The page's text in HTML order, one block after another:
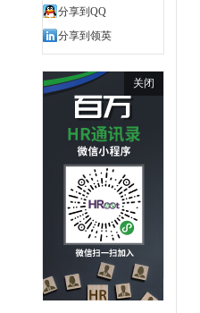
分享到QQ
分享到领英
关闭